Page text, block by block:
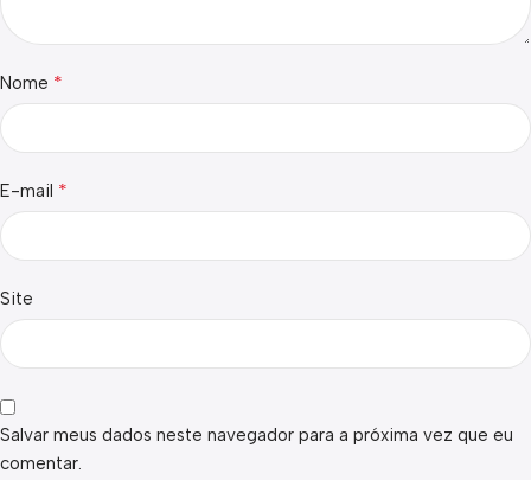
Nome *
E-mail *
Site
Salvar meus dados neste navegador para a próxima vez que eu
comentar.